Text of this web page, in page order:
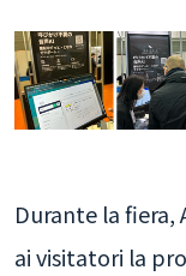
Durante la
ai visitatori la